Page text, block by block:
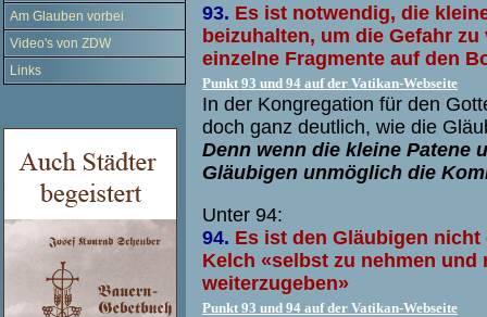
Am Glauben vorbei
Video's von ZDW
Links
93. Es ist notwendig, die
beizuhalten, um die Gefahr
einzelne Fragmente auf den
Punkt 93 und 94 auf der Vatikan-Webseite
In der Kongregation für den
doch ganz deutlich, wie die
Denn wenn die kleine Patene
Gläubigen unmöglich die
Unter 94:
94. Es ist den Gläubigen
Kelch «selbst zu nehmen
weiterzugeben»
Punkt 93 und 94 auf der Vatikan-Webseite